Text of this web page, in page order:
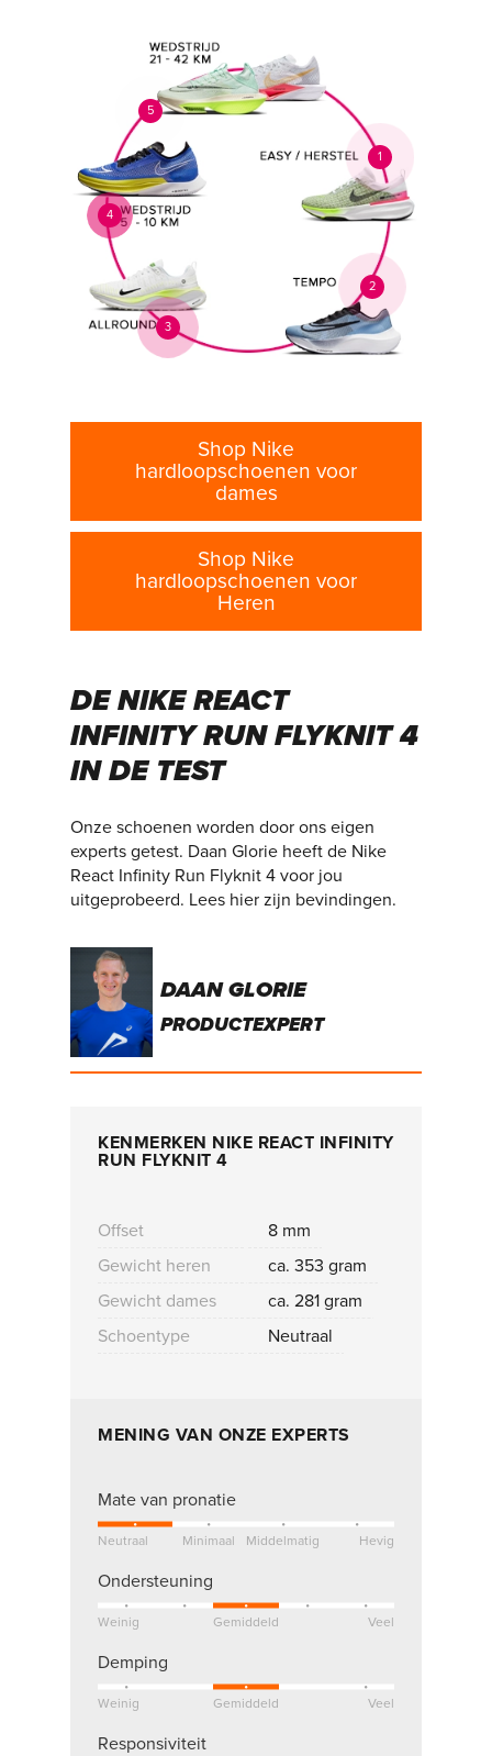
1
2
3
4
5
Shop Nike
hardloopschoenen voor
dames
Shop Nike
hardloopschoenen voor
Heren
DE NIKE REACT
INFINITY RUN FLYKNIT 4
IN DE TEST
Onze schoenen worden door ons eigen
experts getest. Daan Glorie heeft de Nike
React Infinity Run Flyknit 4 voor jou
uitgeprobeerd. Lees hier zijn bevindingen.
DAAN GLORIE
PRODUCTEXPERT
KENMERKEN NIKE REACT INFINITY
RUN FLYKNIT 4
Offset
8 mm
Gewicht heren
ca. 353 gram
Gewicht dames
ca. 281 gram
Schoentype
Neutraal
MENING VAN ONZE EXPERTS
Mate van pronatie
Neutraal Minimaal Middelmatig Hevig
Ondersteuning
Weinig Gemiddeld Veel
Demping
Weinig Gemiddeld Veel
Responsiviteit